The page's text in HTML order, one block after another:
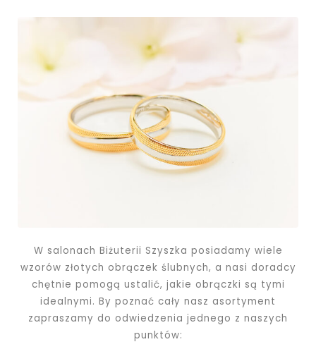
W salonach Biżuterii Szyszka posiadamy wiele
wzorów złotych obrączek ślubnych, a nasi doradcy
chętnie pomogą ustalić, jakie obrączki są tymi
idealnymi. By poznać cały nasz asortyment
zapraszamy do odwiedzenia jednego z naszych
punktów: